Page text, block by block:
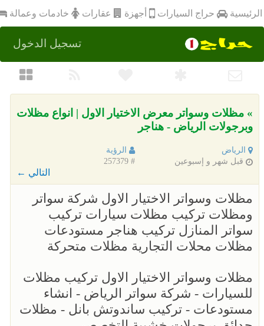
الرئيسية حراج السيارات أجهزة عقارات خادمات وعمالة
تسجيل الدخول
» مظلات وسواتر معرض الاختيار الاول | انواع مظلات
وبرجولات الرياض - هناجر
الرؤية
الرياض
# 257379
قبل شهر و إسبوعين
التالي ←
مظلات وسواتر الاختيار الاول شركة سواتر
ومظلات تركيب مظلات سيارات تركيب
سواتر المنازل تركيب هناجر مستودعات
مظلات محلات التجارية مظلات متحركة
مظلات وسواتر الاختيار الاول تركيب مظلات
للسيارات - شركة سواتر الرياض - انشاء
مستودعات - تركيب ساندوتش بانل - مظلات